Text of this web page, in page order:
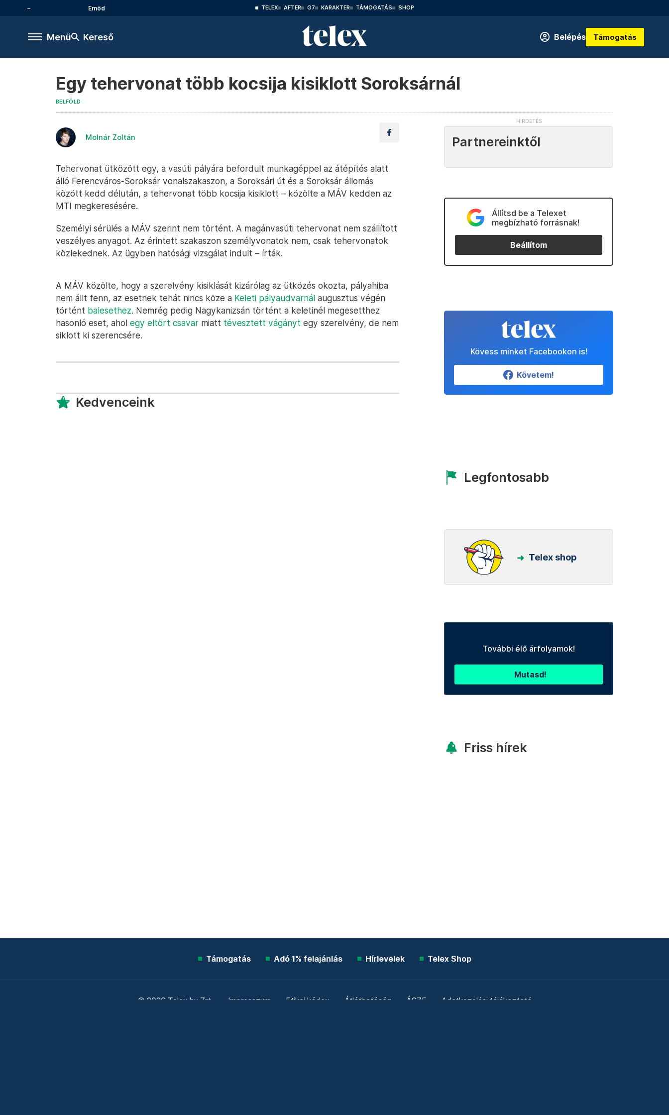
Emőd TELEX AFTER G7 KARAKTER TÁMOGATÁS SHOP
Menü Kereső Belépés Támogatás
Egy tehervonat több kocsija kisiklott Soroksárnál
BELFÖLD
Molnár Zoltán
Tehervonat ütközött egy, a vasúti pályára befordult munkagéppel az átépítés alatt
álló Ferencváros-Soroksár vonalszakaszon, a Soroksári út és a Soroksár állomás
között kedd délután, a tehervonat több kocsija kisiklott – közölte a MÁV kedden az
MTI megkeresésére.
Személyi sérülés a MÁV szerint nem történt. A magánvasúti tehervonat nem szállított
veszélyes anyagot. Az érintett szakaszon személyvonatok nem, csak tehervonatok
közlekednek. Az ügyben hatósági vizsgálat indult – írták.
A MÁV közölte, hogy a szerelvény kisiklását kizárólag az ütközés okozta, pályahiba
nem állt fenn, az esetnek tehát nincs köze a Keleti pályaudvarnál augusztus végén
történt balesethez. Nemrég pedig Nagykanizsán történt a keletinél megesetthez
hasonló eset, ahol egy eltört csavar miatt tévesztett vágányt egy szerelvény, de nem
siklott ki szerencsére.
Kedvenceink
Partnereinktől
Állítsd be a Telexet
megbízható forrásnak!
Beállítom
Kövess minket Facebookon is!
Követem!
Legfontosabb
Telex shop
További élő árfolyamok!
Mutasd!
Friss hírek
Támogatás Adó 1% felajánlás Hírlevelek Telex Shop
© 2026 Telex.hu Zrt. Impresszum Etikai kódex Átláthatóság ÁSZF Adatkezelési tájékoztató